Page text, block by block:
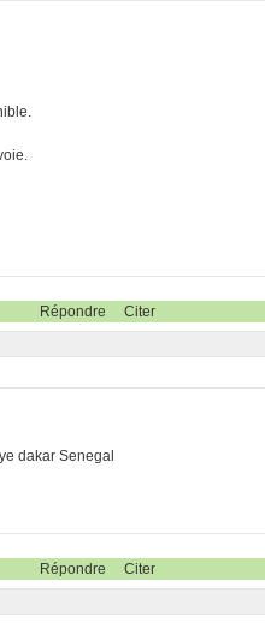
Répondre Citer
dakar Senegal
Répondre Citer